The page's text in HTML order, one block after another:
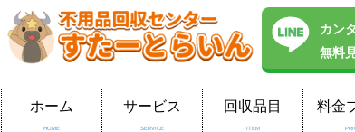
カン
無料
ホーム
HOME
サービス
SERVICE
回収品目
ITEM
料金